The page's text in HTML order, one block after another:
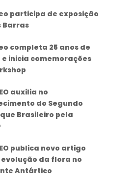
participa de exposição
Barras
completa 25 anos de
inicia comemorações
auxilia no
do Segundo
Brasileiro pela
publica novo artigo
evolução da flora no
Antártico